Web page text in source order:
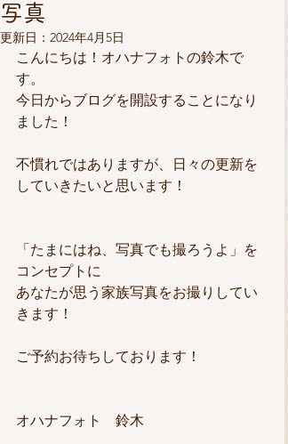
写真
更新日： 2024年4月5日
こんにちは！オハナフォトの鈴木で
す。
今日からブログを開設することになり
ました！
不慣れではありますが、日々の更新を
していきたいと思います！
「たまにはね、写真でも撮ろうよ」を
コンセプトに
あなたが思う家族写真をお撮りしてい
きます！
ご予約お待ちしております！
オハナフォト　鈴木